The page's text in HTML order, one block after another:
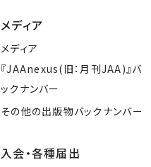
メディア
メディア
『JAAnexus(旧：月刊JAA)』バ
ックナンバー
その他の出版物バックナンバー
入会・各種届出